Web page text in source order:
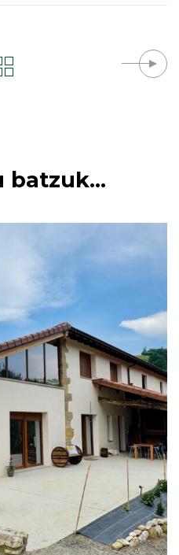
batzuk...